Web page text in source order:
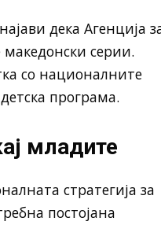
дека Агенција
серии.
со националните
програма.
младите
стратегија за
постојана